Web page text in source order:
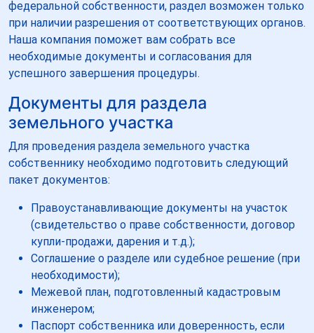
федеральной собственности, раздел возможен только
при наличии разрешения от соответствующих органов.
Наша компания поможет вам собрать все
необходимые документы и согласования для
успешного завершения процедуры.
Документы для раздела
земельного участка
Для проведения раздела земельного участка
собственнику необходимо подготовить следующий
пакет документов:
Правоустанавливающие документы на участок
(свидетельство о праве собственности, договор
купли-продажи, дарения и т.д.);
Соглашение о разделе или судебное решение (при
необходимости);
Межевой план, подготовленный кадастровым
инженером;
Паспорт собственника или доверенность, если